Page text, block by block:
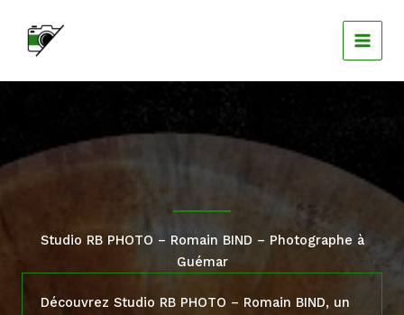
contenu
Studio RB PHOTO – Romain BIND – Photographe à
Guémar
Découvrez Studio RB PHOTO – Romain BIND, un